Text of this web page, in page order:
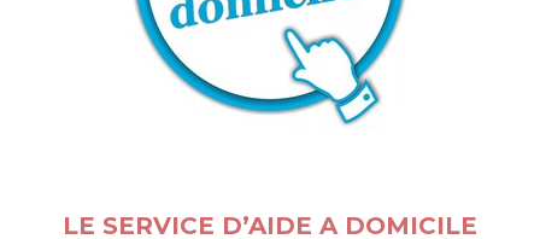
LE SERVICE D’AIDE A DOMICILE